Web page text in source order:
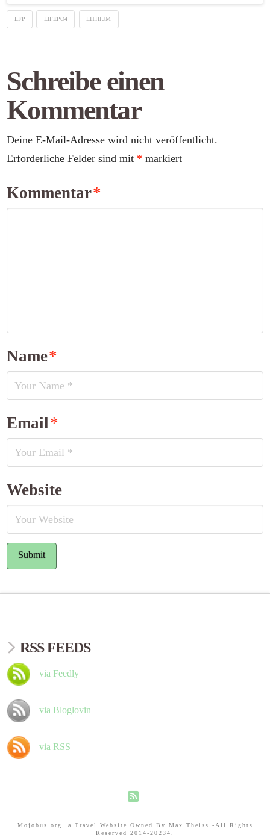
LFP LIFEPO4 LITHIUM
Schreibe einen
Kommentar
Deine E-Mail-Adresse wird nicht veröffentlicht.
Erforderliche Felder sind mit * markiert
Kommentar*
Name*
Email*
Website
RSS FEEDS
via Feedly
via Bloglovin
via RSS
Mojobus.org, a Travel Website Owned By Max Theiss -All Rights
Reserved 2014-20234.